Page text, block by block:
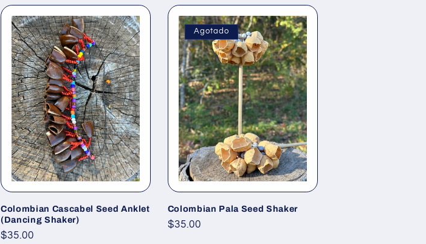
Colombian Cascabel Seed Anklet
(Dancing Shaker)
Precio
$35.00
Agotado
Colombian Pala Seed Shaker
Precio
$35.00